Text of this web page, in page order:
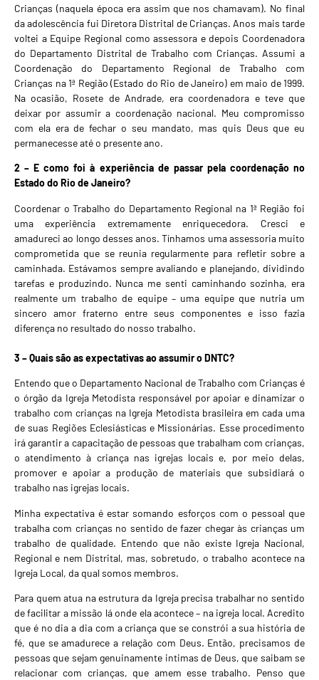
Crianças (naquela época era assim que nos chamavam). No final
da adolescência fui Diretora Distrital de Crianças. Anos mais tarde
voltei a Equipe Regional como assessora e depois Coordenadora
do Departamento Distrital de Trabalho com Crianças. Assumi a
Coordenação do Departamento Regional de Trabalho com
Crianças na 1ª Região (Estado do Rio de Janeiro) em maio de 1999.
Na ocasião, Rosete de Andrade, era coordenadora e teve que
deixar por assumir a coordenação nacional. Meu compromisso
com ela era de fechar o seu mandato, mas quis Deus que eu
permanecesse até o presente ano.
2 – E como foi à experiência de passar pela coordenação no
Estado do Rio de Janeiro?
Coordenar o Trabalho do Departamento Regional na 1ª Região foi
uma experiência extremamente enriquecedora. Cresci e
amadureci ao longo desses anos. Tínhamos uma assessoria muito
comprometida que se reunia regularmente para refletir sobre a
caminhada. Estávamos sempre avaliando e planejando, dividindo
tarefas e produzindo. Nunca me senti caminhando sozinha, era
realmente um trabalho de equipe – uma equipe que nutria um
sincero amor fraterno entre seus componentes e isso fazia
diferença no resultado do nosso trabalho.
3 – Quais são as expectativas ao assumir o DNTC?
Entendo que o Departamento Nacional de Trabalho com Crianças é
o órgão da Igreja Metodista responsável por apoiar e dinamizar o
trabalho com crianças na Igreja Metodista brasileira em cada uma
de suas Regiões Eclesiásticas e Missionárias. Esse procedimento
irá garantir a capacitação de pessoas que trabalham com crianças,
o atendimento à criança nas igrejas locais e, por meio delas,
promover e apoiar a produção de materiais que subsidiará o
trabalho nas igrejas locais.
Minha expectativa é estar somando esforços com o pessoal que
trabalha com crianças no sentido de fazer chegar às crianças um
trabalho de qualidade. Entendo que não existe Igreja Nacional,
Regional e nem Distrital, mas, sobretudo, o trabalho acontece na
Igreja Local, da qual somos membros.
Para quem atua na estrutura da Igreja precisa trabalhar no sentido
de facilitar a missão lá onde ela acontece – na igreja local. Acredito
que é no dia a dia com a criança que se constrói a sua história de
fé, que se amadurece a relação com Deus. Então, precisamos de
pessoas que sejam genuinamente intimas de Deus, que saibam se
relacionar com crianças, que amem esse trabalho. Penso que